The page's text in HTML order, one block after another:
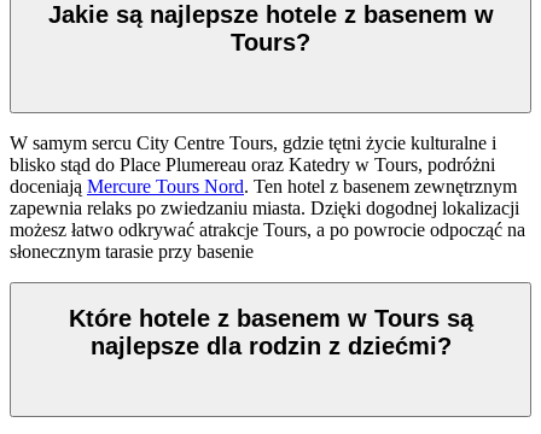
Jakie są najlepsze hotele z basenem w
Tours?
W samym sercu City Centre Tours, gdzie tętni życie kulturalne i
blisko stąd do Place Plumereau oraz Katedry w Tours, podróżni
doceniają Mercure Tours Nord. Ten hotel z basenem zewnętrznym
zapewnia relaks po zwiedzaniu miasta. Dzięki dogodnej lokalizacji
możesz łatwo odkrywać atrakcje Tours, a po powrocie odpocząć na
słonecznym tarasie przy basenie
Które hotele z basenem w Tours są
najlepsze dla rodzin z dziećmi?